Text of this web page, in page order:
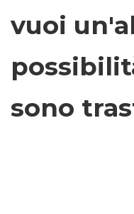
vuoi
sono